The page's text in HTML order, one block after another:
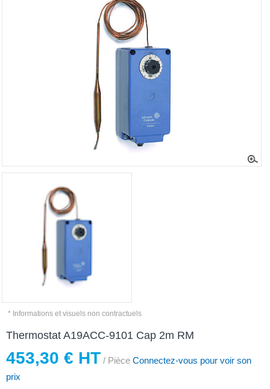
* Informations et visuels non contractuels
Thermostat A19ACC-9101 Cap 2m RM
453,30 € HT / Pièce Connectez-vous pour voir son
prix